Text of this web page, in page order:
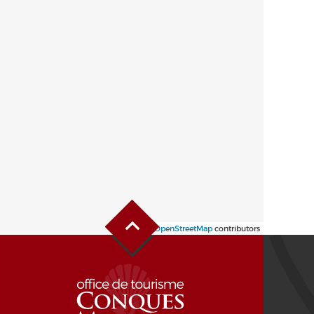
Leaflet OpenStreetMap contributors